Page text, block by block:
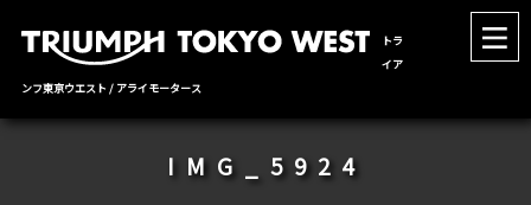
トラ
イア
ンフ東京ウエスト / アライモータース
IMG_5924